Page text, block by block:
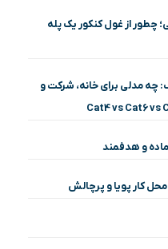
از غول کنکور یک پله
چه مدلی برای خانه، شرکت و
و هدفمند
کار پویا و پرچالش